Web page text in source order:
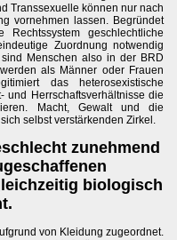
Transsexuelle können nur nach
vornehmen lassen. Begründet
geschlechtliche
Zuordnung notwendig
Menschen also in der BRD
als Männer oder Frauen
das heterosexistische
und Herrschaftsverhältnisse die
Macht, Gewalt und die
selbst verstärkenden Zirkel.
zunehmend
biologisch
von Kleidung zugeordnet.